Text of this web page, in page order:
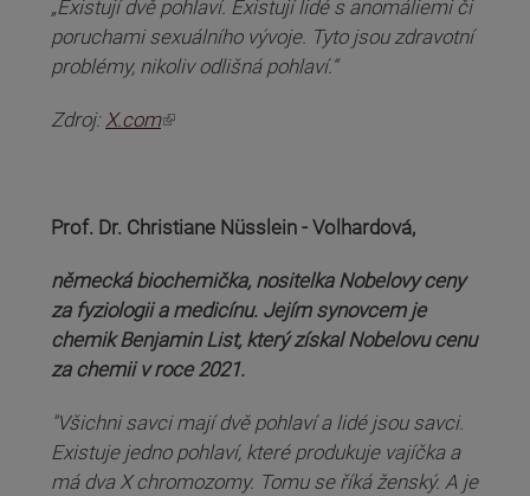
„Existují dvě pohlaví. Existují lidé s anomáliemi či
poruchami sexuálního vývoje. Tyto jsou zdravotní
problémy, nikoliv odlišná pohlaví.“
Zdroj: X.com
(odkaz je externí)
Prof. Dr. Christiane Nüsslein - Volhardová,
německá biochemička, nositelka Nobelovy ceny
za fyziologii a medicínu. Jejím synovcem je
chemik Benjamin List, který získal Nobelovu cenu
za chemii v roce 2021.
"Všichni savci mají dvě pohlaví a lidé jsou savci.
Existuje jedno pohlaví, které produkuje vajíčka a
má dva X chromozomy. Tomu se říká ženský. A je